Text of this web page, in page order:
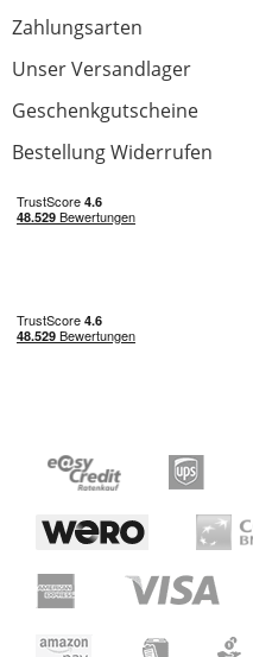
Zahlungsarten
Unser Versandlager
Geschenkgutscheine
Bestellung Widerrufen